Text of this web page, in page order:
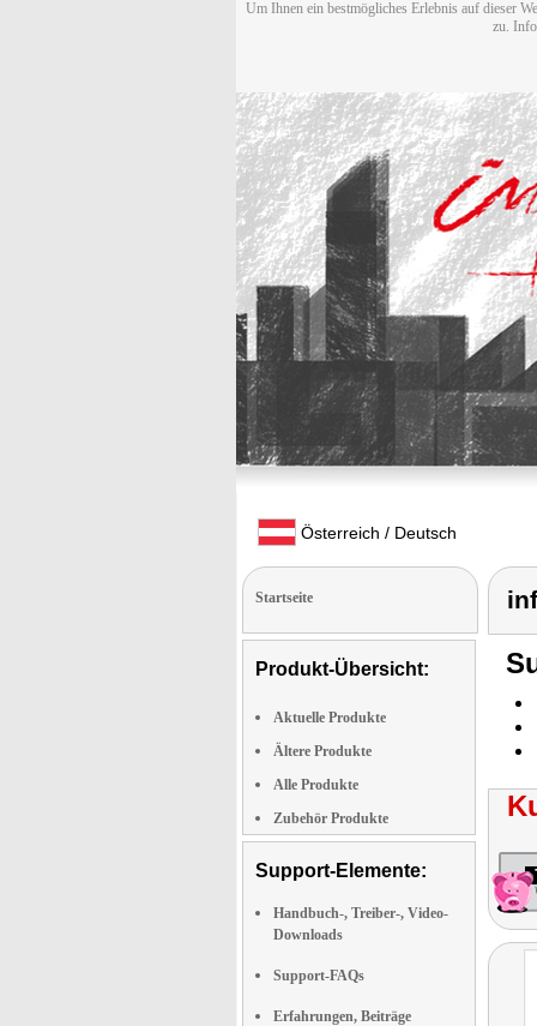
Um Ihnen ein bestmögliches Erlebnis auf dieser
zu.
Österreich / Deutsch
Startseite
Produkt-Übersicht:
Aktuelle Produkte
Ältere Produkte
Alle Produkte
Zubehör Produkte
Support-Elemente:
Handbuch-, Treiber-, Video-
Downloads
Support-FAQs
Erfahrungen, Beiträge